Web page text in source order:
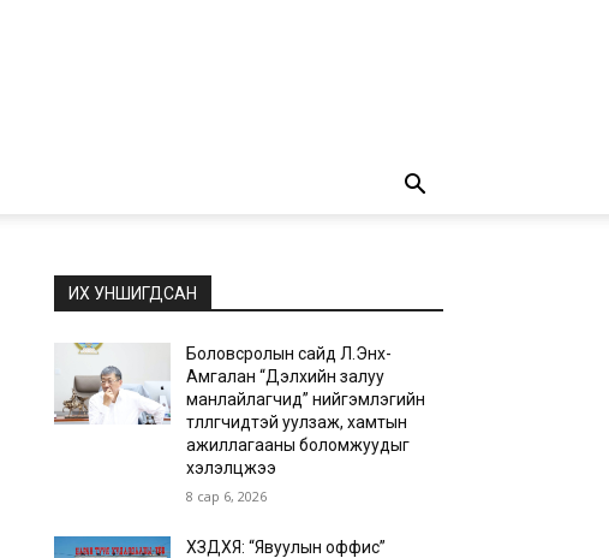
ИХ УНШИГДСАН
Боловсролын сайд Л.Энх-
Амгалан “Дэлхийн залуу
манлайлагчид” нийгэмлэгийн
төлөөлөгчидтэй уулзаж, хамтын
ажиллагааны боломжуудыг
хэлэлцжээ
8 сар 6, 2026
ХЗДХЯ: “Явуулын оффис”